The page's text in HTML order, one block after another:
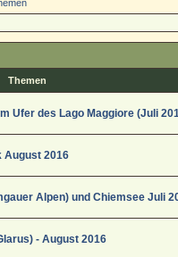
Themen
Ufer des Lago Maggiore (Juli
August 2016
Alpen) und Chiemsee Juli
- August 2016